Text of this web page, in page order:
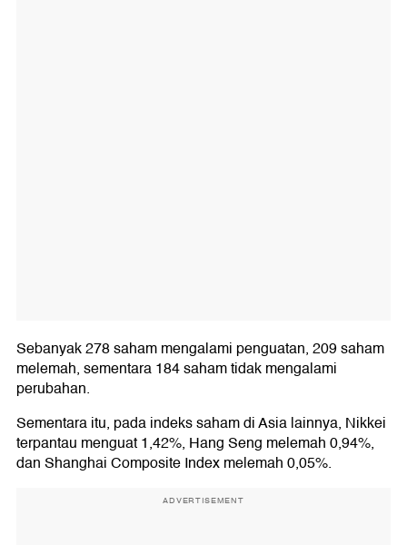
Sebanyak 278 saham mengalami penguatan, 209 saham
melemah, sementara 184 saham tidak mengalami
perubahan.
Sementara itu, pada indeks saham di Asia lainnya, Nikkei
terpantau menguat 1,42%, Hang Seng melemah 0,94%,
dan Shanghai Composite Index melemah 0,05%.
ADVERTISEMENT